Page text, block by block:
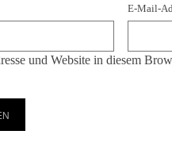
E-Mail-
und Website in diesem